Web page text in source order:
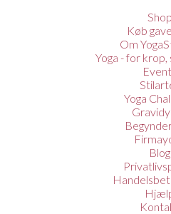
Shop
Køb
Om
Yoga - for
Yoga
Blog